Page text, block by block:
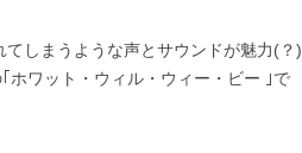
しまうような声とサウンドが魅力(？)
ホワット・ウィル・ウィー・ビー ｣で